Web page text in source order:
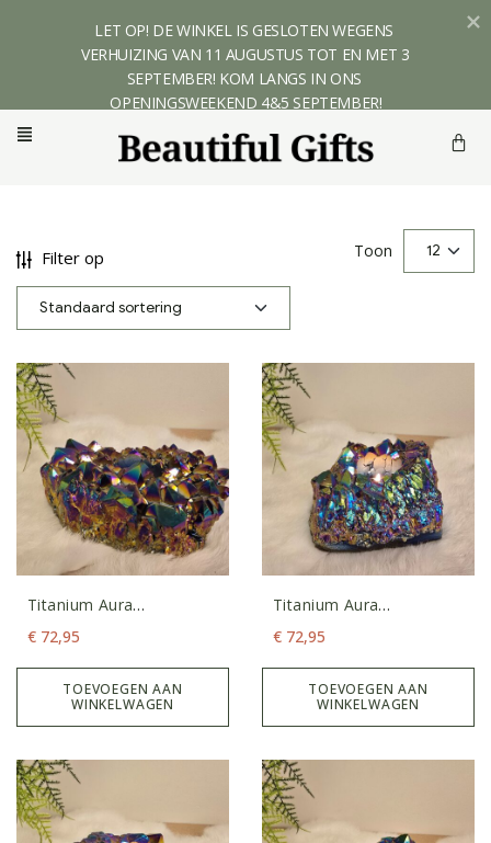
Filter op Toon
Titanium Aura
Waxinelicht 5
€ 72,95
TOEVOEGEN AAN
WINKELWAGEN
Titanium Aura
Waxinelicht 6
€ 72,95
TOEVOEGEN AAN
WINKELWAGEN
LET OP! DE WINKEL IS GESLOTEN WEGENS
VERHUIZING VAN 11 AUGUSTUS TOT EN MET 3
SEPTEMBER! KOM LANGS IN ONS
OPENINGSWEEKEND 4&5 SEPTEMBER!